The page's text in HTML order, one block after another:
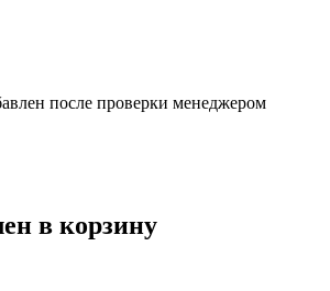
после проверки менеджером
в корзину